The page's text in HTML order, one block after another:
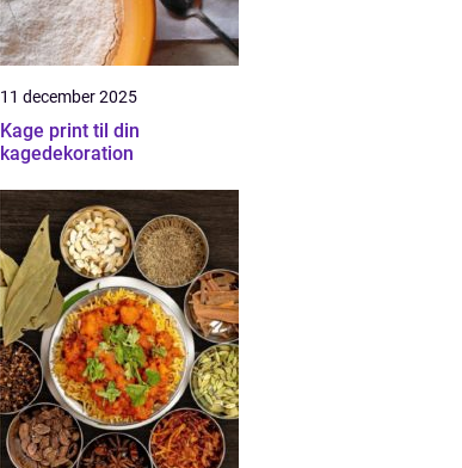
11 december 2025
Kage print til din
kagedekoration